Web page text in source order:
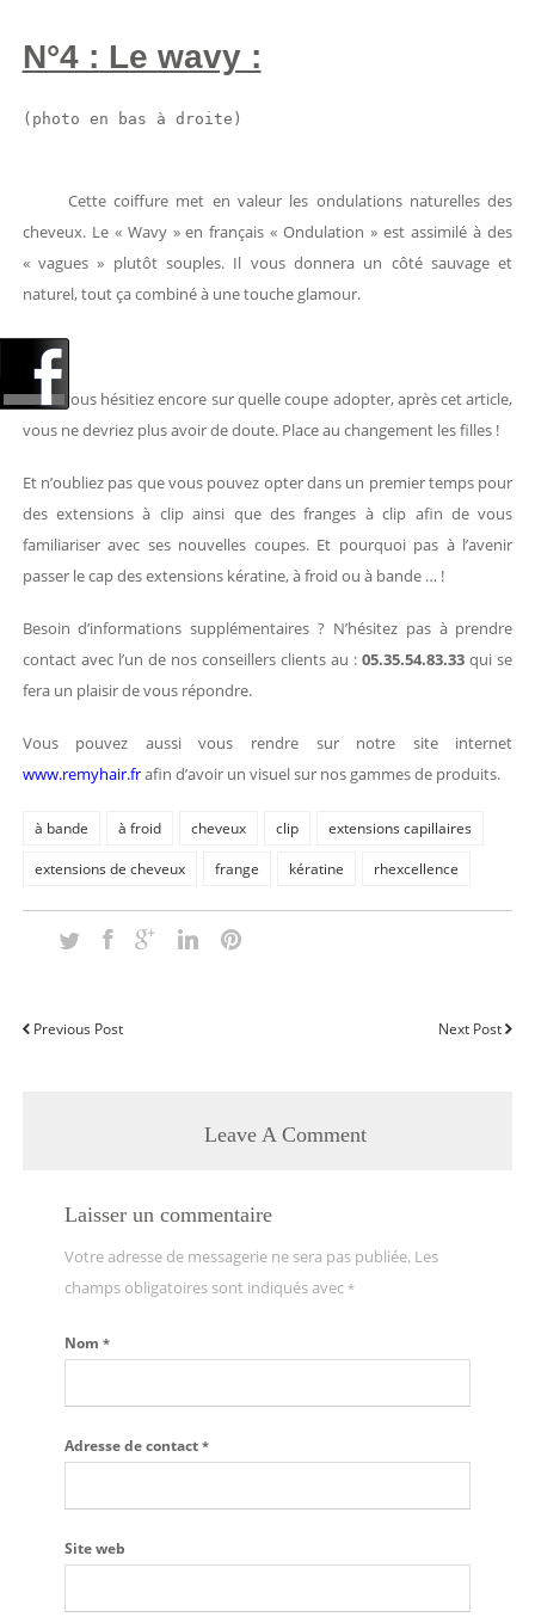
N°4 : Le wavy :
(photo en bas à droite)
Cette coiffure met en valeur les ondulations naturelles des
cheveux. Le « Wavy » en français « Ondulation » est assimilé à des
« vagues » plutôt souples. Il vous donnera un côté sauvage et
naturel, tout ça combiné à une touche glamour.
Si vous hésitiez encore sur quelle coupe adopter, après cet article,
vous ne devriez plus avoir de doute. Place au changement les filles !
Et n’oubliez pas que vous pouvez opter dans un premier temps pour
des extensions à clip ainsi que des franges à clip afin de vous
familiariser avec ses nouvelles coupes. Et pourquoi pas à l’avenir
passer le cap des extensions kératine, à froid ou à bande … !
Besoin d’informations supplémentaires ? N’hésitez pas à prendre
contact avec l’un de nos conseillers clients au :05.35.54.83.33 qui se
fera un plaisir de vous répondre.
Vous pouvez aussi vous rendre sur notre site internet
www.remyhair.frafin d’avoir un visuel sur nos gammes de produits.
à bande à froid cheveux clip
extensions capillaires
extensions de cheveux
frange kératine rhexcellence
Previous Post Next Post
Leave A Comment
Laisser un commentaire
Votre adresse de messagerie ne sera pas publiée. Les
champs obligatoires sont indiqués avec *
Nom *
Adresse de contact *
Site web